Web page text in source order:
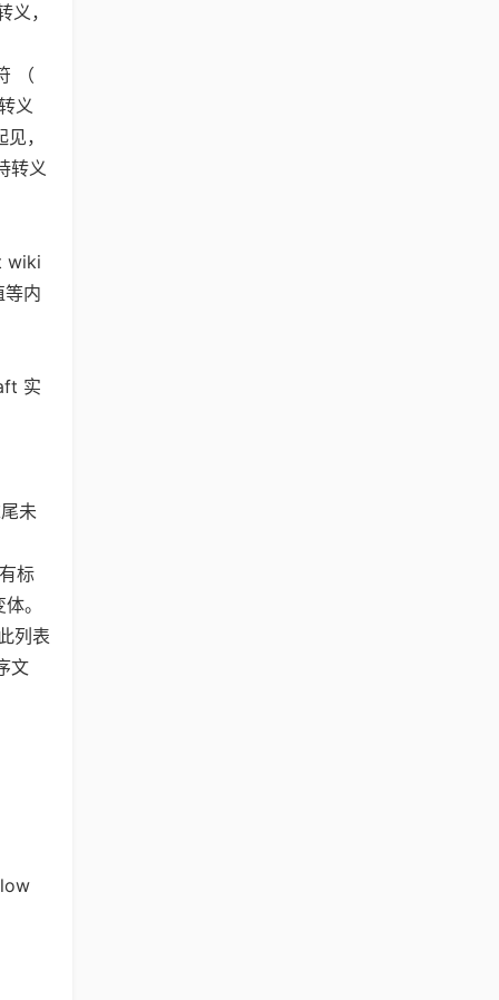
，
（
义
，
转义
wiki
等内
实
未
标
。
列表
文